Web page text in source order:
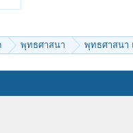
พุทธศาสนา พุทธศาสนา